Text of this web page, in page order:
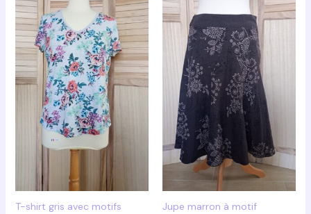
T-shirt gris avec motifs
Jupe marron à motif